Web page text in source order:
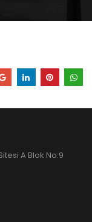
A Blok No:9